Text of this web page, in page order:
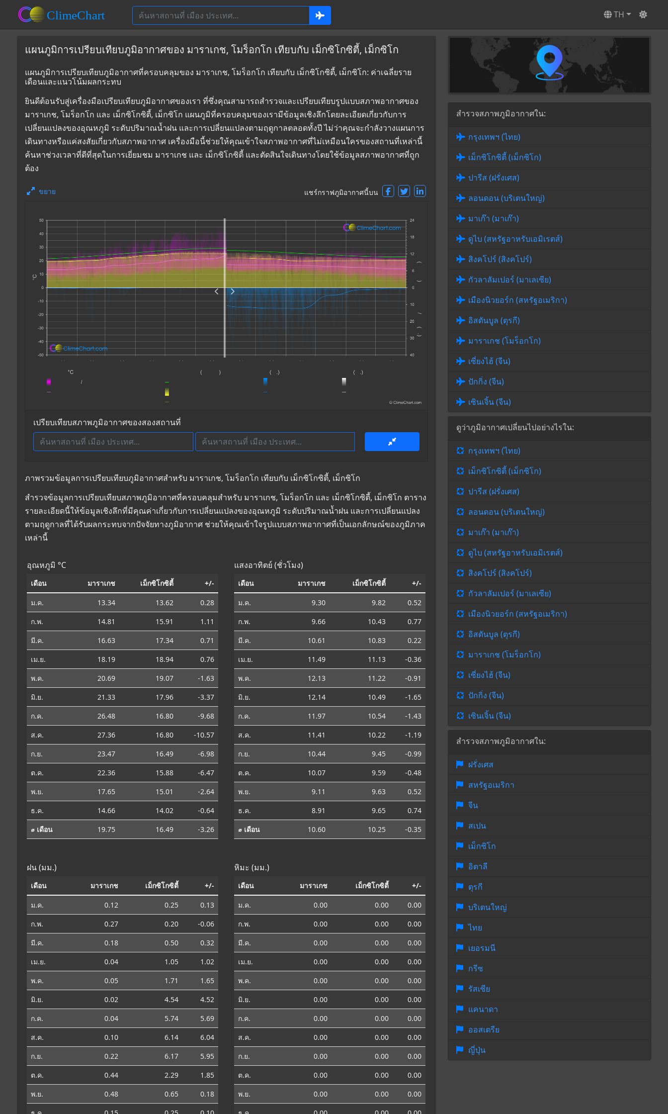
TH
แผนภูมิการเปรียบเทียบภูมิอากาศของ มาราเกช, โมร็อกโก เทียบกับ เม็กซิโกซิตี้, เม็กซิโก
แผนภูมิการเปรียบเทียบภูมิอากาศที่ครอบคลุมของ มาราเกช, โมร็อกโก เทียบกับ เม็กซิโกซิตี้, เม็กซิโก: ค่าเฉลี่ยราย
เดือนและแนวโน้มผลกระทบ
ยินดีต้อนรับสู่เครื่องมือเปรียบเทียบภูมิอากาศของเรา ที่ซึ่งคุณสามารถสำรวจและเปรียบเทียบรูปแบบสภาพอากาศของ
มาราเกช, โมร็อกโก และ เม็กซิโกซิตี้, เม็กซิโก แผนภูมิที่ครอบคลุมของเรามีข้อมูลเชิงลึกโดยละเอียดเกี่ยวกับการ
เปลี่ยนแปลงของอุณหภูมิ ระดับปริมาณน้ำฝน และการเปลี่ยนแปลงตามฤดูกาลตลอดทั้งปี ไม่ว่าคุณจะกำลังวางแผนการ
เดินทางหรือแค่สงสัยเกี่ยวกับสภาพอากาศ เครื่องมือนี้ช่วยให้คุณเข้าใจสภาพอากาศที่ไม่เหมือนใครของสถานที่เหล่านี้
ค้นหาช่วงเวลาที่ดีที่สุดในการเยี่ยมชม มาราเกช และ เม็กซิโกซิตี้ และตัดสินใจเดินทางโดยใช้ข้อมูลสภาพอากาศที่ถูก
ต้อง
ขยาย แชร์กราฟภูมิอากาศนี้บน
เปรียบเทียบสภาพภูมิอากาศของสองสถานที่
ภาพรวมข้อมูลการเปรียบเทียบภูมิอากาศสำหรับ มาราเกช, โมร็อกโก เทียบกับ เม็กซิโกซิตี้, เม็กซิโก
สำรวจข้อมูลการเปรียบเทียบสภาพภูมิอากาศที่ครอบคลุมสำหรับ มาราเกช, โมร็อกโก และ เม็กซิโกซิตี้, เม็กซิโก ตาราง
รายละเอียดนี้ให้ข้อมูลเชิงลึกที่มีคุณค่าเกี่ยวกับการเปลี่ยนแปลงของอุณหภูมิ ระดับปริมาณน้ำฝน และการเปลี่ยนแปลง
ตามฤดูกาลที่ได้รับผลกระทบจากปัจจัยทางภูมิอากาศ ช่วยให้คุณเข้าใจรูปแบบสภาพอากาศที่เป็นเอกลักษณ์ของภูมิภาค
เหล่านี้
อุณหภูมิ °C
เดือน มาราเกช เม็กซิโกซิตี้ +/-
ม.ค. 13.34 13.62
0.28
ก.พ.
14.81 15.91
1.11
มี.ค.
16.63 17.34
0.71
เม.ย.
18.19 18.94
0.76
พ.ค.
20.69 19.07
-1.63
มิ.ย.
21.33 17.96
-3.37
ก.ค.
26.48 16.80
-9.68
ส.ค.
27.36 16.80
-10.57
ก.ย.
23.47 16.49
-6.98
ต.ค.
22.36 15.88
-6.47
พ.ย.
17.65 15.01
-2.64
ธ.ค.
14.66 14.02
-0.64
⌀ เดือน
19.75 16.49 -3.26
แสงอาทิตย์ (ชั่วโมง)
เดือน มาราเกช เม็กซิโกซิตี้ +/-
ม.ค. 9.30 9.82
0.52
ก.พ.
9.66 10.43
0.77
มี.ค.
10.61 10.83
0.22
เม.ย.
11.49 11.13
-0.36
พ.ค.
12.13 11.22
-0.91
มิ.ย.
12.14 10.49
-1.65
ก.ค.
11.97 10.54
-1.43
ส.ค.
11.41 10.22
-1.19
ก.ย.
10.44 9.45
-0.99
ต.ค.
10.07 9.59
-0.48
พ.ย.
9.11 9.63
0.52
ธ.ค.
8.91 9.65
0.74
⌀ เดือน
10.60 10.25 -0.35
ฝน (มม.)
เดือน มาราเกช เม็กซิโกซิตี้ +/-
ม.ค. 0.12 0.25
0.13
ก.พ.
0.27 0.20
-0.06
มี.ค.
0.18 0.50
0.32
เม.ย.
0.04 1.05
1.02
พ.ค.
0.05 1.71
1.65
มิ.ย.
0.02 4.54
4.52
ก.ค.
0.04 5.74
5.69
ส.ค.
0.10 6.14
6.04
ก.ย.
0.22 6.17
5.95
ต.ค.
0.44 2.29
1.85
พ.ย.
0.48 0.65
0.18
หิมะ (มม.)
เดือน มาราเกช เม็กซิโกซิตี้ +/-
ม.ค. 0.00 0.00
0.00
ก.พ.
0.00 0.00
0.00
มี.ค.
0.00 0.00
0.00
เม.ย.
0.00 0.00
0.00
พ.ค.
0.00 0.00
0.00
มิ.ย.
0.00 0.00
0.00
ก.ค.
0.00 0.00
0.00
ส.ค.
0.00 0.00
0.00
ก.ย.
0.00 0.00
0.00
ต.ค.
0.00 0.00
0.00
พ.ย.
0.00 0.00
0.00
สำรวจสภาพภูมิอากาศใน:
กรุงเทพฯ (ไทย)
เม็กซิโกซิตี้ (เม็กซิโก)
ปารีส (ฝรั่งเศส)
ลอนดอน (บริเตนใหญ่)
มาเก๊า (มาเก๊า)
ดูไบ (สหรัฐอาหรับเอมิเรตส์)
สิงคโปร์ (สิงคโปร์)
กัวลาลัมเปอร์ (มาเลเซีย)
เมืองนิวยอร์ก (สหรัฐอเมริกา)
อิสตันบูล (ตุรกี)
มาราเกช (โมร็อกโก)
เซี่ยงไฮ้ (จีน)
ปักกิ่ง (จีน)
เซินเจิ้น (จีน)
ดูว่าภูมิอากาศเปลี่ยนไปอย่างไรใน:
กรุงเทพฯ (ไทย)
เม็กซิโกซิตี้ (เม็กซิโก)
ปารีส (ฝรั่งเศส)
ลอนดอน (บริเตนใหญ่)
มาเก๊า (มาเก๊า)
ดูไบ (สหรัฐอาหรับเอมิเรตส์)
สิงคโปร์ (สิงคโปร์)
กัวลาลัมเปอร์ (มาเลเซีย)
เมืองนิวยอร์ก (สหรัฐอเมริกา)
อิสตันบูล (ตุรกี)
มาราเกช (โมร็อกโก)
เซี่ยงไฮ้ (จีน)
ปักกิ่ง (จีน)
เซินเจิ้น (จีน)
สำรวจสภาพภูมิอากาศใน:
ฝรั่งเศส
สหรัฐอเมริกา
จีน
สเปน
เม็กซิโก
อิตาลี
ตุรกี
บริเตนใหญ่
ไทย
เยอรมนี
กรีซ
รัสเซีย
แคนาดา
ออสเตรีย
ญี่ปุ่น